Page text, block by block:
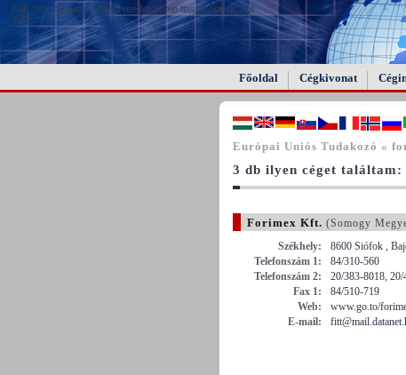
FAIL (the browser should render some flash content, not
this).
Főoldal Cégkivonat
Európai Uniós Tudakozó «
3 db ilyen céget találtam:
Forimex Kft. (Somogy
Székhely:
8600 Siófok ,
Telefonszám 1:
84/310-560
Telefonszám 2:
20/383-8018, 20/
Fax 1:
84/510-719
Web:
www.go.to/
E-mail: